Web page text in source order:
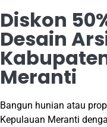
Diskon
Desain
Meranti
Bangun hunian atau
Kepulauan Meranti